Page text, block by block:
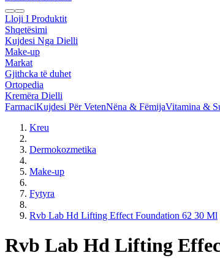
Lloji I Produktit
Shqetësimi
Kujdesi Nga Dielli
Make-up
Markat
Gjithcka të duhet
Ortopedia
Kremëra Dielli
FarmaciKujdesi Për VetenNëna & FëmijaVitamina &
Kreu
Dermokozmetika
Make-up
Fytyra
Rvb Lab Hd Lifting Effect Foundation 62 30 Ml
Rvb Lab Hd Lifting